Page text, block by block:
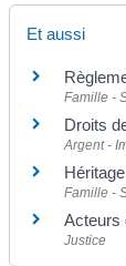
Et aussi
Famille -
Droits
Argent -
Famille -
Acteurs
Justice